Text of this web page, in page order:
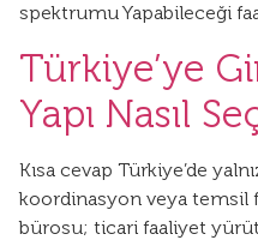
spektrumu Yapabileceği
Türkiye’ye
Yapı Nasıl
Kısa cevap Türkiye’de
koordinasyon veya temsil
bürosu; ticari faaliyet